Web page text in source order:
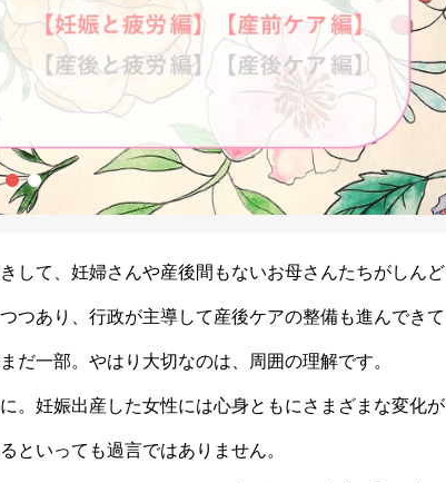
して、妊婦さんや産後間もないお母さんたちがしんど
あり、行政が主導して産後ケアの整備も進んできて
だ一部。やはり大切なのは、周囲の理解です。
。妊娠出産した女性には心身ともにさまざまな変化が
といっても過言ではありません。